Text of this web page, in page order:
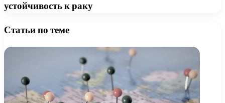
устойчивость к раку
Статьи по теме